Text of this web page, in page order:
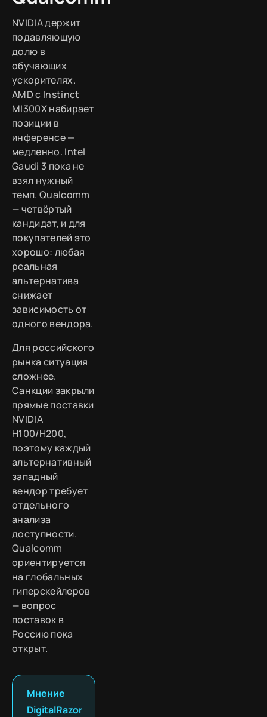
NVIDIA держит
подавляющую
долю в
обучающих
ускорителях.
AMD с Instinct
MI300X набирает
позиции в
инференсе —
медленно. Intel
Gaudi 3 пока не
взял нужный
темп. Qualcomm
— четвёртый
кандидат, и для
покупателей это
хорошо: любая
реальная
альтернатива
снижает
зависимость от
одного вендора.
Для российского
рынка ситуация
сложнее.
Санкции закрыли
прямые поставки
NVIDIA
H100/H200,
поэтому каждый
альтернативный
западный
вендор требует
отдельного
анализа
доступности.
Qualcomm
ориентируется
на глобальных
гиперскейлеров
— вопрос
поставок в
Россию пока
открыт.
Мнение
DigitalRazor